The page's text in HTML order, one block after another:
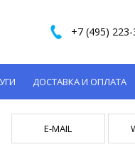
+7 (495)
ДОСТАВКА И ОПЛАТА
E-MAIL